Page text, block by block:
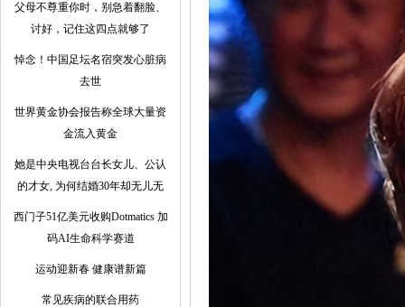
父母不尊重你时，别急着翻脸、
讨好，记住这四点就够了
悼念！中国足坛名宿突发心脏病
去世
世界黄金协会报告称全球大量资
金流入黄金
她是中央电视台台长女儿、公认
的才女, 为何结婚30年却无儿无
西门子51亿美元收购Dotmatics 加
码AI生命科学赛道
运动迎新春 健康谱新篇
常见疾病的联合用药